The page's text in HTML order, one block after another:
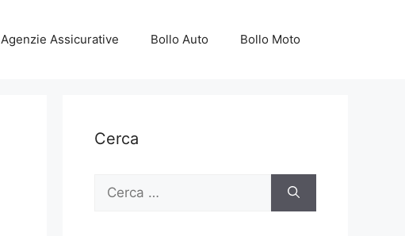
Agenzie Assicurative Bollo Auto Bollo Moto
Cerca
Ricerca